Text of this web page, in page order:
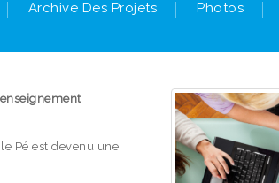
Archive Des Projets Photos
Pé est devenu une